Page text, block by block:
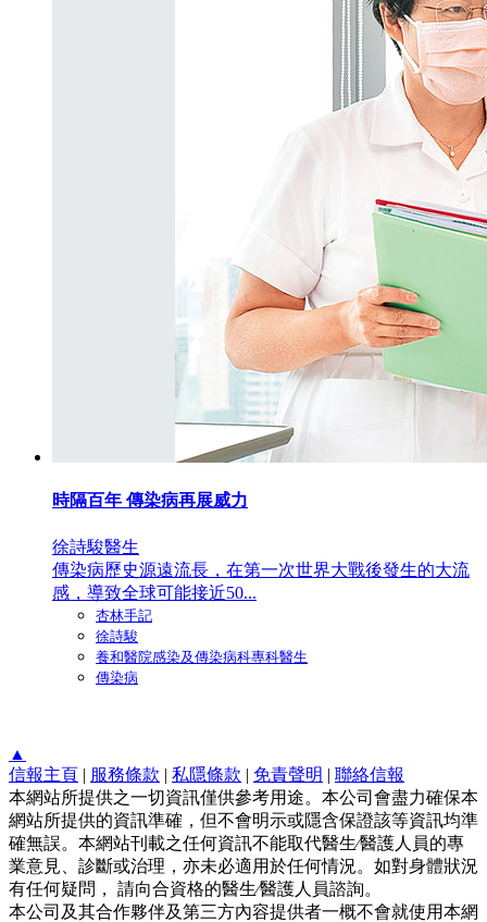
時隔百年 傳染病再展威力
徐詩駿醫生
傳染病歷史源遠流長，在第一次世界大戰後發生的大流
感，導致全球可能接近50...
杏林手記
徐詩駿
養和醫院感染及傳染病科專科醫生
傳染病
▲
信報主頁 | 服務條款 | 私隱條款 | 免責聲明 | 聯絡信報
本網站所提供之一切資訊僅供參考用途。本公司會盡力確保本
網站所提供的資訊準確，但不會明示或隱含保證該等資訊均準
確無誤。本網站刊載之任何資訊不能取代醫生∕醫護人員的專
業意見、診斷或治理，亦未必適用於任何情況。如對身體狀況
有任何疑問， 請向合資格的醫生∕醫護人員諮詢。
本公司及其合作夥伴及第三方內容提供者一概不會就使用本網